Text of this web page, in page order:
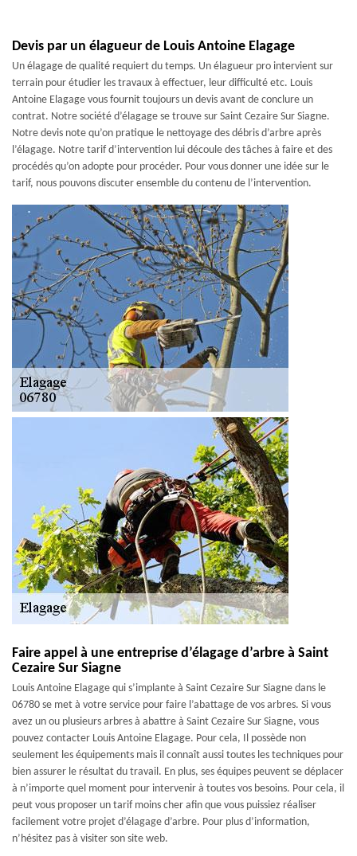
Devis par un élagueur de Louis Antoine Elagage
Un élagage de qualité requiert du temps. Un élagueur pro intervient sur
terrain pour étudier les travaux à effectuer, leur difficulté etc. Louis
Antoine Elagage vous fournit toujours un devis avant de conclure un
contrat. Notre société d’élagage se trouve sur Saint Cezaire Sur Siagne.
Notre devis note qu’on pratique le nettoyage des débris d’arbre après
l’élagage. Notre tarif d’intervention lui découle des tâches à faire et des
procédés qu’on adopte pour procéder. Pour vous donner une idée sur le
tarif, nous pouvons discuter ensemble du contenu de l’intervention.
Faire appel à une entreprise d’élagage d’arbre à Saint
Cezaire Sur Siagne
Louis Antoine Elagage qui s’implante à Saint Cezaire Sur Siagne dans le
06780 se met à votre service pour faire l’abattage de vos arbres. Si vous
avez un ou plusieurs arbres à abattre à Saint Cezaire Sur Siagne, vous
pouvez contacter Louis Antoine Elagage. Pour cela, Il possède non
seulement les équipements mais il connaît aussi toutes les techniques pour
bien assurer le résultat du travail. En plus, ses équipes peuvent se déplacer
à n’importe quel moment pour intervenir à toutes vos besoins. Pour cela, il
peut vous proposer un tarif moins cher afin que vous puissiez réaliser
facilement votre projet d’élagage d’arbre. Pour plus d’information,
n’hésitez pas à visiter son site web.